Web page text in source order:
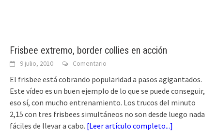
Frisbee extremo, border collies en acción
9 julio, 2010 Comentario
El frisbee está cobrando popularidad a pasos agigantados.
Este vídeo es un buen ejemplo de lo que se puede conseguir,
eso sí, con mucho entrenamiento. Los trucos del minuto
2,15 con tres frisbees simultáneos no son desde luego nada
fáciles de llevar a cabo. [Leer artículo completo...]